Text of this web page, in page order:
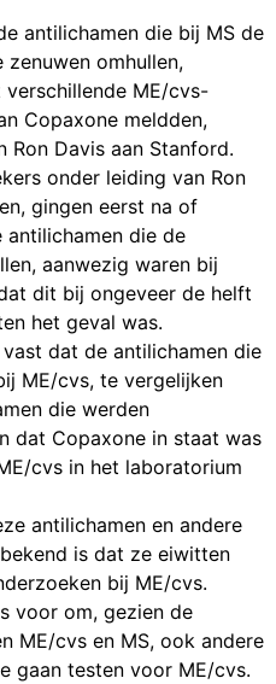
antilichamen die bij MS de
zenuwen omhullen,
ME/cvs-
Copaxone meldden,
Ron Davis aan Stanford.
onder leiding van Ron
gingen eerst na of
antilichamen die de
aanwezig waren bij
dit bij ongeveer de helft
het geval was.
dat de antilichamen die
ME/cvs, te vergelijken
die werden
dat Copaxone in staat was
cvs in het laboratorium
antilichamen en andere
is dat ze eiwitten
bij ME/cvs.
voor om, gezien de
ME/cvs en MS, ook andere
gaan testen voor ME/cvs.